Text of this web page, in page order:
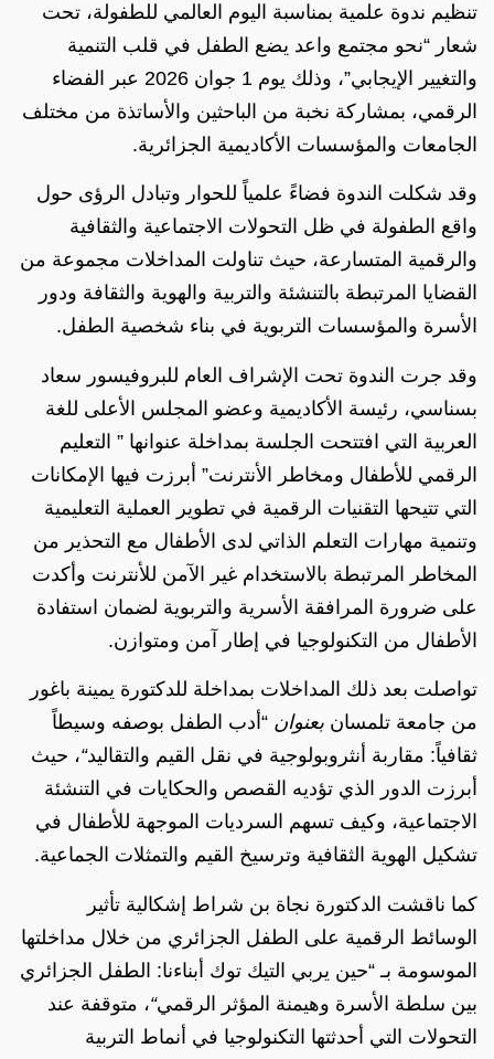
تنظيم ندوة علمية بمناسبة اليوم العالمي للطفولة، تحت
شعار “نحو مجتمع واعد يضع الطفل في قلب التنمية
والتغيير الإيجابي”، وذلك يوم 1 جوان 2026 عبر الفضاء
الرقمي، بمشاركة نخبة من الباحثين والأساتذة من مختلف
الجامعات والمؤسسات الأكاديمية الجزائرية.
وقد شكلت الندوة فضاءً علمياً للحوار وتبادل الرؤى حول
واقع الطفولة في ظل التحولات الاجتماعية والثقافية
والرقمية المتسارعة، حيث تناولت المداخلات مجموعة من
القضايا المرتبطة بالتنشئة والتربية والهوية والثقافة ودور
الأسرة والمؤسسات التربوية في بناء شخصية الطفل.
وقد جرت الندوة تحت الإشراف العام للبروفيسور سعاد
بسناسي، رئيسة الأكاديمية وعضو المجلس الأعلى للغة
العربية التي افتتحت الجلسة بمداخلة عنوانها ” التعليم
الرقمي للأطفال ومخاطر الأنترنت” أبرزت فيها الإمكانات
التي تتيحها التقنيات الرقمية في تطوير العملية التعليمية
وتنمية مهارات التعلم الذاتي لدى الأطفال مع التحذير من
المخاطر المرتبطة بالاستخدام غير الآمن للأنترنت وأكدت
على ضرورة المرافقة الأسرية والتربوية لضمان استفادة
الأطفال من التكنولوجيا في إطار آمن ومتوازن.
تواصلت بعد ذلك المداخلات بمداخلة للدكتورة يمينة باغور
من جامعة تلمسان بعنوان “أدب الطفل بوصفه وسيطاً
ثقافياً: مقاربة أنثروبولوجية في نقل القيم والتقاليد“، حيث
أبرزت الدور الذي تؤديه القصص والحكايات في التنشئة
الاجتماعية، وكيف تسهم السرديات الموجهة للأطفال في
تشكيل الهوية الثقافية وترسيخ القيم والتمثلات الجماعية.
كما ناقشت الدكتورة نجاة بن شراط إشكالية تأثير
الوسائط الرقمية على الطفل الجزائري من خلال مداخلتها
الموسومة بـ “حين يربي التيك توك أبناءنا: الطفل الجزائري
بين سلطة الأسرة وهيمنة المؤثر الرقمي“، متوقفة عند
التحولات التي أحدثتها التكنولوجيا في أنماط التربية